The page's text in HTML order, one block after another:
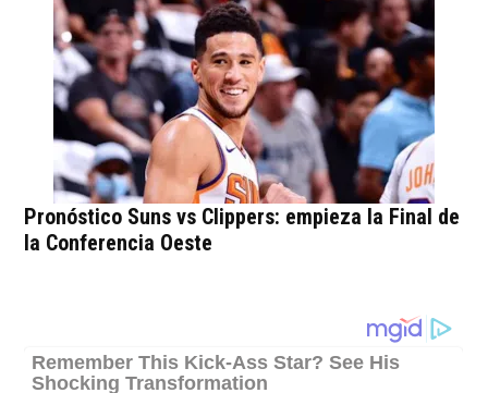
Pronóstico Suns vs Clippers: empieza la Final de
la Conferencia Oeste